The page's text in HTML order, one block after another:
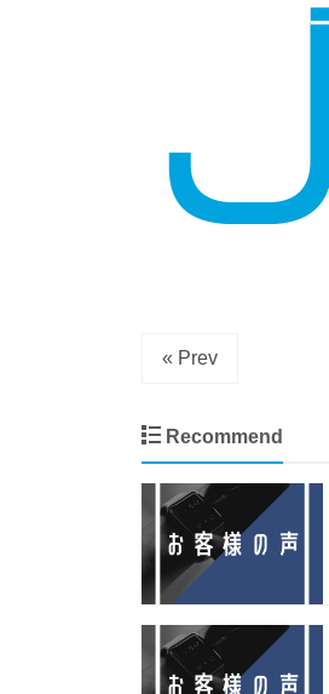
« Prev
Recommend